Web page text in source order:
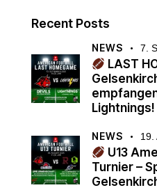
Recent Posts
NEWS 7.
LAST
Lightnings!
NEWS 19.
U13
Turnier –